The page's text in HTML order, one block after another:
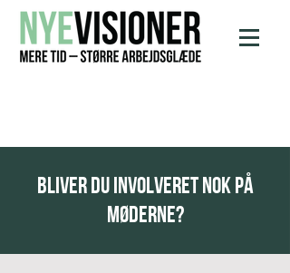
Bliver du involveret nok på
møderne?